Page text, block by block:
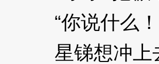
“你说什么！
星锑想冲上